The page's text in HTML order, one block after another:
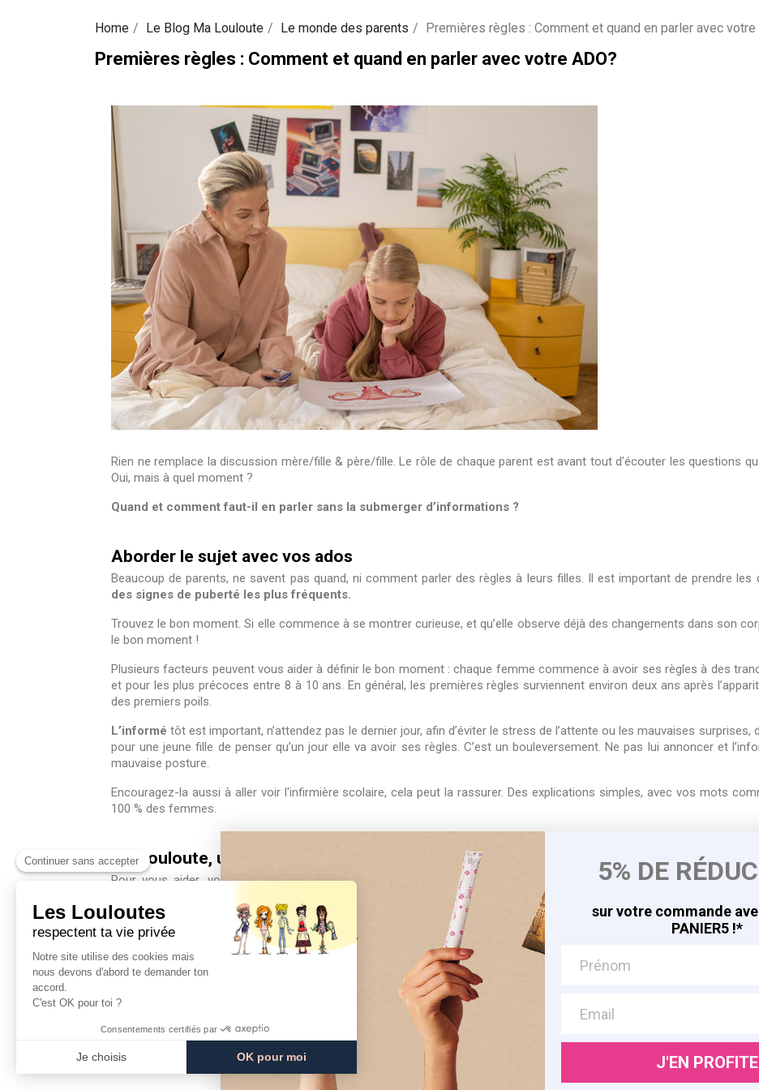
Home Le Blog Ma Louloute Le monde des parents Premières règles : Comment et quand en parler avec votre
Premières règles : Comment et quand en parler avec votre ADO?
Rien ne remplace la discussion mère/fille & père/fille. Le rôle de chaque parent est avant tout d’écouter les questions
Oui, mais à quel moment ?
Quand et comment faut-il en parler sans la submerger d’informations ?
Aborder le sujet avec vos ados
Beaucoup de parents, ne savent pas quand, ni comment parler des règles à leurs filles. Il est important de prendre les
des signes de puberté les plus fréquents.
Trouvez le bon moment. Si elle commence à se montrer curieuse, et qu’elle observe déjà des changements dans son
le bon moment !
Plusieurs facteurs peuvent vous aider à définir le bon moment : chaque femme commence à avoir ses règles à des
et pour les plus précoces entre 8 à 10 ans. En général, les premières règles surviennent environ deux ans après
des premiers poils.
L’informé tôt est important, n’attendez pas le dernier jour, afin d’éviter le stress de l’attente ou les mauvaises surprises,
pour une jeune fille de penser qu’un jour elle va avoir ses règles. C’est un bouleversement. Ne pas lui annoncer et
mauvaise posture.
Encouragez-la aussi à aller voir l'infirmière scolaire, cela peut la rassurer. Des explications simples, avec vos mots
100 % des femmes.
Ma Louloute, un Kit Premières règles pour vous aider
Pour vous aider, vous pouvez lui procurer notre kit "premièresrègles « Ma Louloute, afin de l’accompagner et
Les premières règles ne sont pas très douloureuses, et s’accompagnent de légers tiraillements et de ventre gonflé.
Côté pratique, parlez-lui des protections intimes. Dans notre rubrique
le saviez-vous, Tout savoir sur les règles,
comprendre et comment choisir ses protections hygiéniques.
Parler des règles avec sa fille est ainsi une façon de vous préparer mutuellement à vivre une nouvelle phase dans vos
La voilà arrivée à cette nouvelle étape de sa vie bien informée et préparée !
5% DE
sur votre commande
PANIER5 !*
J'EN PROFITE